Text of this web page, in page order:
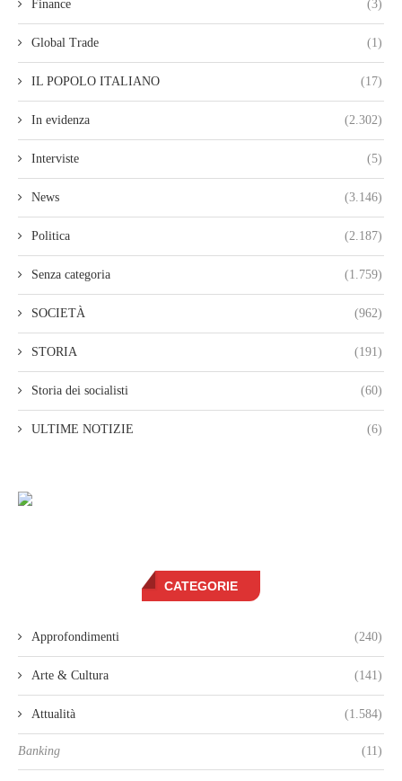
Finance (3)
Global Trade (1)
IL POPOLO ITALIANO (17)
In evidenza (2.302)
Interviste (5)
News (3.146)
Politica (2.187)
Senza categoria (1.759)
SOCIETÀ (962)
STORIA (191)
Storia dei socialisti (60)
ULTIME NOTIZIE (6)
CATEGORIE
Approfondimenti (240)
Arte & Cultura (141)
Attualità (1.584)
Banking (11)